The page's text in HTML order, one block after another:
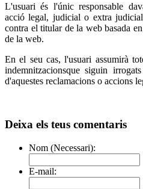
L'usuari és l'únic responsable
acció legal, judicial o extra
contra el titular de la web basada
de la web.
En el seu cas, l'usuari assumirà
indemnitzacionsque siguin
d'aquestes reclamacions o accions
Deixa els teus comentaris
Nom (Necessari):
E-mail: